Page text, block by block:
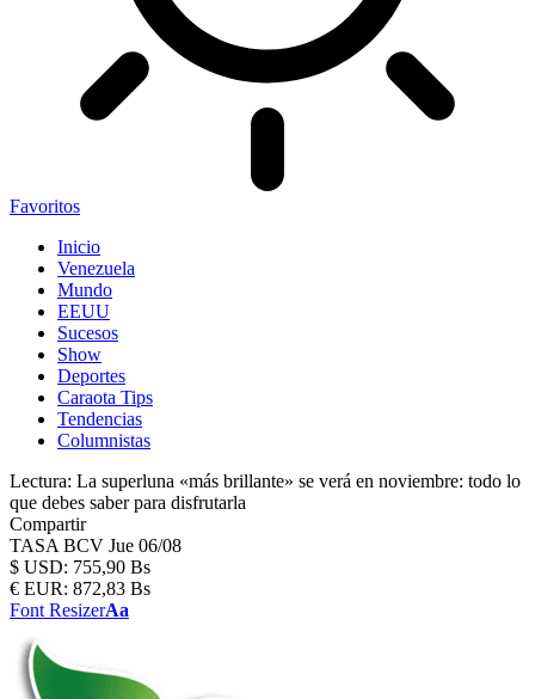
Favoritos
Inicio
Venezuela
Mundo
EEUU
Sucesos
Show
Deportes
Caraota Tips
Tendencias
Columnistas
Lectura: La superluna «más brillante» se verá en noviembre: todo lo
que debes saber para disfrutarla
Compartir
TASA BCV Jue 06/08
$ USD: 755,90 Bs
€ EUR: 872,83 Bs
Font ResizerAa